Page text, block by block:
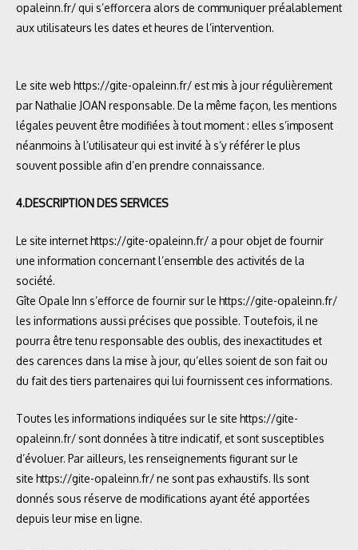
opaleinn.fr/qui s’efforcera alors de communiquer préalablement
aux utilisateurs les dates et heures de l’intervention.
Le site web https://gite-opaleinn.fr/est mis à jour régulièrement
par Nathalie JOAN responsable. De la même façon, les mentions
légales peuvent être modifiées à tout moment : elles s’imposent
néanmoins à l’utilisateur qui est invité à s’y référer le plus
souvent possible afin d’en prendre connaissance.
4.DESCRIPTION DES SERVICES
Le site internethttps://gite-opaleinn.fr/ a pour objet de fournir
une information concernant l’ensemble des activités de la
société.
Gîte Opale Inn s’efforce de fournir sur le https://gite-opaleinn.fr/
les informations aussi précises que possible. Toutefois, il ne
pourra être tenu responsable des oublis, des inexactitudes et
des carences dans la mise à jour, qu’elles soient de son fait ou
du fait des tiers partenaires qui lui fournissent ces informations.
Toutes les informations indiquées sur le site https://gite-
opaleinn.fr/sont données à titre indicatif, et sont susceptibles
d’évoluer. Par ailleurs, les renseignements figurant sur le
site https://gite-opaleinn.fr/ne sont pas exhaustifs. Ils sont
donnés sous réserve de modifications ayant été apportées
depuis leur mise en ligne.